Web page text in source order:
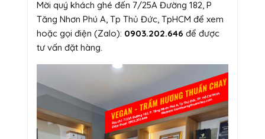
Mời quý khách ghé đến 7/25A Đường 182, P
Tăng Nhơn Phú A, Tp Thủ Đức, TpHCM để xem
hoặc gọi điện (Zalo): 0903.202.646 để được
tư vấn đặt hàng.